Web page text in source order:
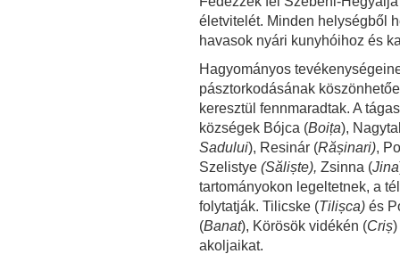
életvitelét. Minden helységből
havasok nyári kunyhóihoz és
Hagyományos
pásztorkodásának
keresztül fennmaradtak. A
községek Bójca (Boița),
Sadului), Resinár (Rășinari),
Szelistye (Săliște), Zsinna (Jina
tartományokon legeltetnek, a
folytatják. Tilicske (Tilișca) és
(Banat), Körösök vidékén (Criș
akoljaikat.